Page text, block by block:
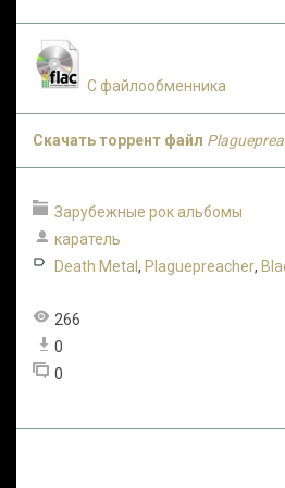
С файлообменника
Скачать торрент файл
Зарубежные рок альбомы
каратель
Death Metal , Plaguepreacher,
266
0
0